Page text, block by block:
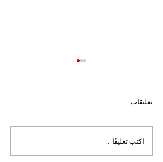
الجامعة السويسرية الدولية
تفتح أبواب التسجيل بعد
تعليقات
اكتب تعليقًا...